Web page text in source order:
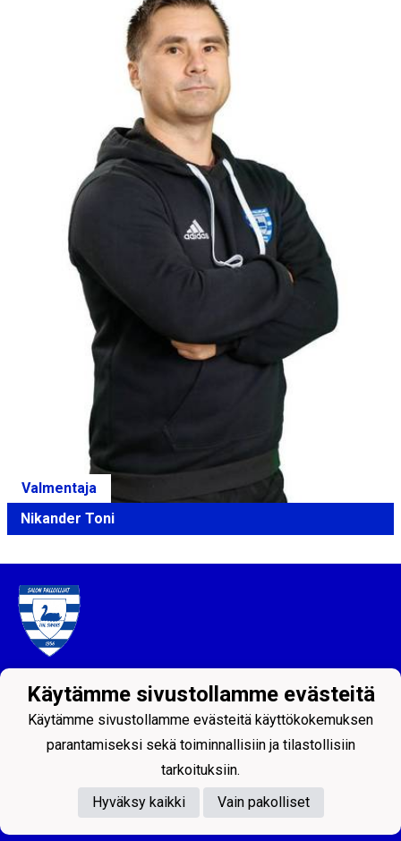
Valmentaja
Nikander Toni
Tietosuojaseloste
Salon Palloilijat ry
Helsingintie 18, 24100 SALO
Puh: 044 - 7060234
email: toimisto@salpa.net
LY 0139538-2
Käytämme sivustollamme evästeitä
Käytämme sivustollamme evästeitä käyttökokemuksen
parantamiseksi sekä toiminnallisiin ja tilastollisiin
tarkoituksiin.
Hyväksy kaikki
Vain pakolliset